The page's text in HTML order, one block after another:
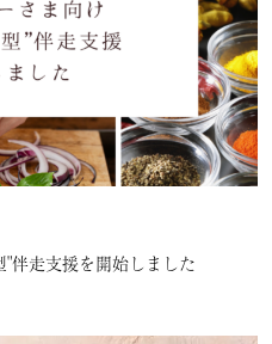
伴走支援を開始しました